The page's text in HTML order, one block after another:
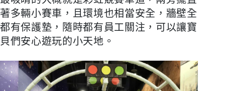
著多輛小賽車，且環境也相當安全，牆壁全
都有保護墊，隨時都有員工關注，可以讓寶
貝們安心遊玩的小天地。